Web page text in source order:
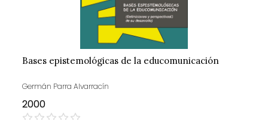
Bases epistemológicas de la educomunicación
Germán Parra Alvarracín
2000